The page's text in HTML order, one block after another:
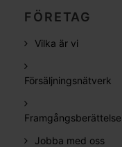
FÖRETAG
Vilka är vi
Försäljningsnätverk
Jobba med oss